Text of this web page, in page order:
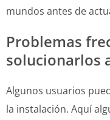
mundos antes de
Problemas
solucionarlos
Algunos usuarios
la instalación. Aquí